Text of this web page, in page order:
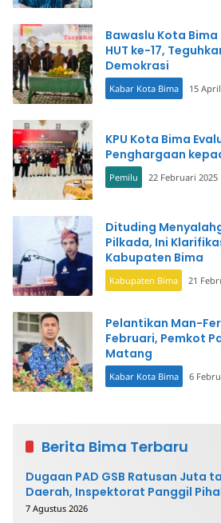
Bawaslu Kota
HUT ke-17,
Demokrasi
Kabar Kota Bima 15
KPU Kota Bima
Penghargaan
Pemilu 22 Februari 2025
Dituding
Pilkada, Ini
Kabupaten Bima
Kabupaten Bima 21
Pelantikan Man-
Februari, Pemkot
Matang
Kabar Kota Bima 6
Berita Bima Terbaru
Dugaan PAD GSB Ratusan Juta
Daerah, Inspektorat Panggil
7 Agustus 2026